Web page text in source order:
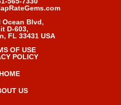
Ocean Blvd,
D-603,
FL 33431 USA
OF USE
POLICY
HOME
US